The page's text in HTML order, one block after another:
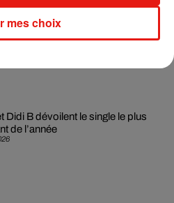
sort enfin le remix de « Love
» avec Kylie Minogue
Didi B dévoilent le single le plus
de l’année
mes choix